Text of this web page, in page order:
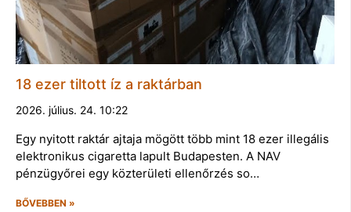
18 ezer tiltott íz a raktárban
2026. július. 24. 10:22
Egy nyitott raktár ajtaja mögött több mint 18 ezer illegális
elektronikus cigaretta lapult Budapesten. A NAV
pénzügyőrei egy közterületi ellenőrzés so…
BŐVEBBEN »